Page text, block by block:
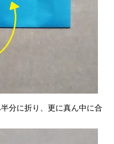
分に折り、更に真ん中に合